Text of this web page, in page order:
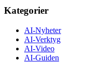
Kategorier
AI-Nyheter
AI-Verktyg
AI-Video
AI-Guiden